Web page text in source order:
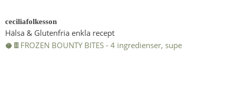
ceciliafolkesson
Hälsa & Glutenfria enkla recept
🥥🍫FROZEN BOUNTY BITES - 4 ingredienser, supe